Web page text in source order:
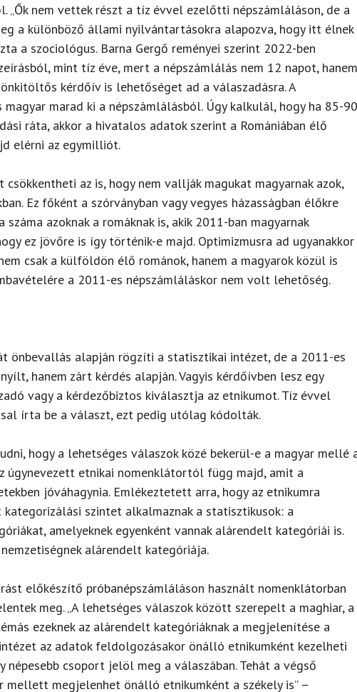
„Ők nem vettek részt a tíz évvel ezelőtti népszámláláson, de a
a különböző állami nyilvántartásokra alapozva, hogy itt élnek
a szociológus. Barna Gergő reményei szerint 2022-ben
mint tíz éve, mert a népszámlálás nem 12 napot, hanem
kérdőív is lehetőséget ad a válaszadásra. A
marad ki a népszámlálásból. Úgy kalkulál, hogy ha 85-90
ráta, akkor a hivatalos adatok szerint a Romániában élő
elérni az egymilliót.
az is, hogy nem vallják magukat magyarnak azok,
Ez főként a szórványban vagy vegyes házasságban élőkre
azoknak a romáknak is, akik 2011-ban magyarnak
ez jövőre is így történik-e majd. Optimizmusra ad ugyanakkor
csak a külföldön élő románok, hanem a magyarok közül is
a 2011-es népszámláláskor nem volt lehetőség.
önbevallás alapján rögzíti a statisztikai intézet, de a 2011-es
hanem zárt kérdés alapján. Vagyis kérdőívben lesz egy
vagy a kérdezőbiztos kiválasztja az etnikumot. Tíz évvel
írta be a választ, ezt pedig utólag kódolták.
hogy a lehetséges válaszok közé bekerül-e a magyar mellé
úgynevezett etnikai nomenklátortól függ majd, amit a
jóváhagynia. Emlékeztetett arra, hogy az etnikumra
szintet alkalmaznak a statisztikusok: a
amelyeknek egyenként vannak alárendelt kategóriái is.
alárendelt kategóriája.
előkészítő próbanépszámláláson használt nomenklátorban
meg. „A lehetséges válaszok között szerepelt a maghiar, a
ezeknek az alárendelt kategóriáknak a megjelenítése a
az adatok feldolgozásakor önálló etnikumként kezelheti
csoport jelöl meg a válaszában. Tehát a végső
mellett megjelenhet önálló etnikumként a székely is” –